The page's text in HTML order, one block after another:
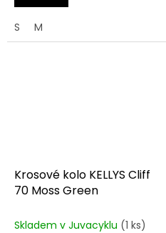
S M
Krosové kolo KELLYS Cliff
70 Moss Green
Skladem v Juvacyklu (1 ks)